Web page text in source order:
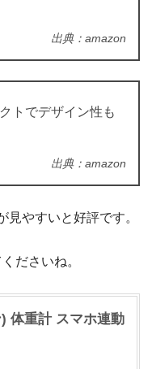
出典：amazon
トでデザイン性も
出典：amazon
見やすいと好評です。
ださいね。
体重計 スマホ連動